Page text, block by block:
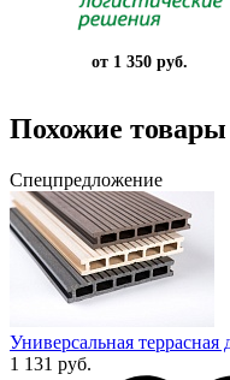
от 1 350 руб.
Похожие товары
Спецпредложение
Универсальная
1 131 руб.